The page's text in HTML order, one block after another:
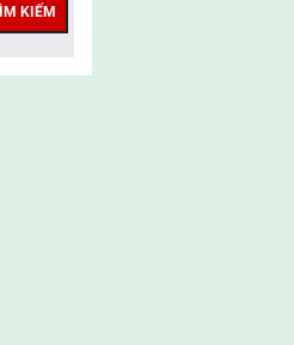
Nguyên
KIẾM